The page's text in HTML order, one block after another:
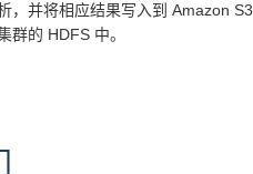
，并将相应结果写入到 Amazon S3
群的 HDFS 中。